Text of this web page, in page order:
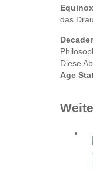
das
Diese
Age